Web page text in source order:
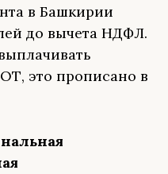
в Башкирии
до вычета НДФЛ.
это прописано в